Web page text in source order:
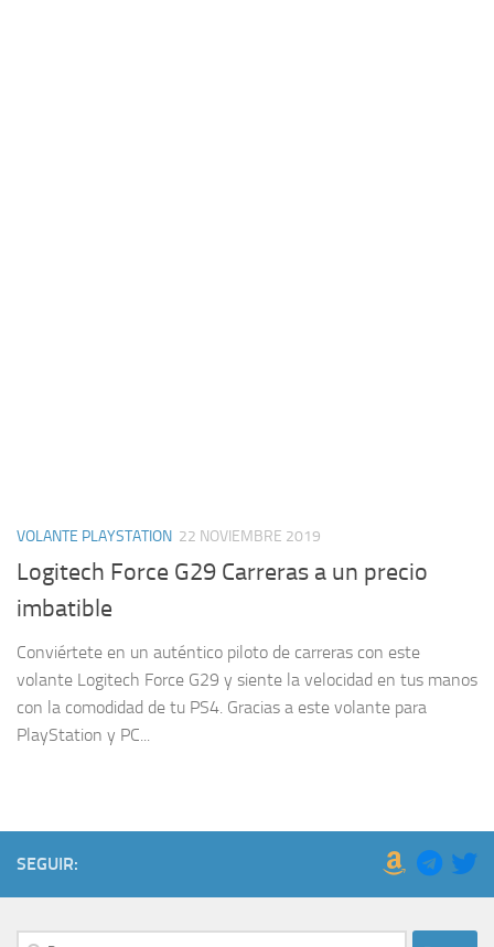
VOLANTE PLAYSTATION 22 NOVIEMBRE 2019
Logitech Force G29 Carreras a un precio
imbatible
Conviértete en un auténtico piloto de carreras con este
volante Logitech Force G29 y siente la velocidad en tus manos
con la comodidad de tu PS4. Gracias a este volante para
PlayStation y PC...
SEGUIR: